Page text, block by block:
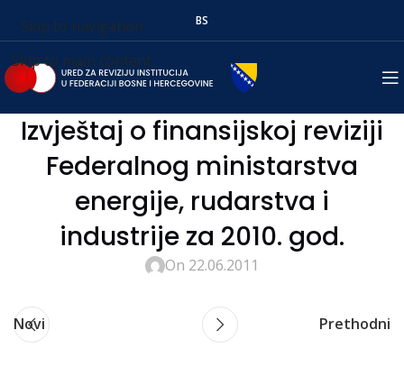
Skip to navigation
Skip to main content
BS
Izvještaj o finansijskoj reviziji
Federalnog ministarstva
energije, rudarstva i
industrije za 2010. god.
On 22.06.2011
Novi Prethodni